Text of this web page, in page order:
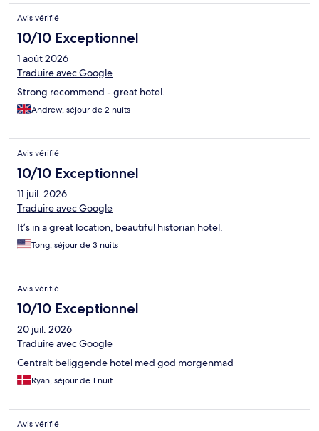
uniquement café filtre.
Avis vérifié
10/10 Exceptionnel
1 août 2026
Traduire avec Google
Strong recommend - great hotel.
Andrew, séjour de 2 nuits
Avis vérifié
10/10 Exceptionnel
11 juil. 2026
Traduire avec Google
It’s in a great location, beautiful historian hotel.
Tong, séjour de 3 nuits
Avis vérifié
10/10 Exceptionnel
20 juil. 2026
Traduire avec Google
Centralt beliggende hotel med god morgenmad
Ryan, séjour de 1 nuit
Avis vérifié